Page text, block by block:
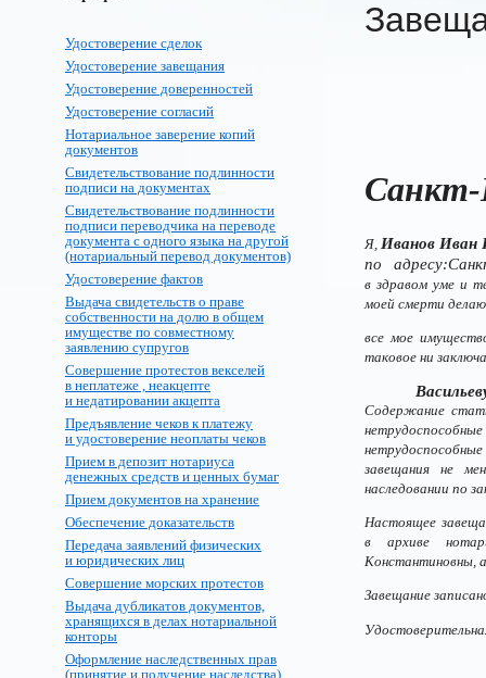
Удостоверение сделок
Удостоверение завещания
Удостоверение доверенностей
Удостоверение согласий
Нотариальное заверение копий
документов
Свидетельствование подлинности
подписи на документах
Свидетельствование подлинности
подписи переводчика на переводе
документа с одного языка на другой
(нотариальный перевод документов)
Удостоверение фактов
Выдача свидетельств о праве
собственности на долю в общем
имуществе по совместному
заявлению супругов
Совершение протестов векселей
в неплатеже , неакцепте
и недатировании акцепта
Предъявление чеков к платежу
и удостоверение неоплаты чеков
Прием в депозит нотариуса
денежных средств и ценных бумаг
Прием документов на хранение
Обеспечение доказательств
Передача заявлений физических
и юридических лиц
Совершение морских протестов
Выдача дубликатов документов,
хранящихся в делах нотариальной
конторы
Оформление наследственных прав
(принятие и получение наследства)
Санкт-
Я,Иванов Иван
по
в здравом уме и
моей смерти
все мое
таковое ни
Содержание
завещания не
наследовании по
Настоящее
в архиве
Константиновны,
Завещание